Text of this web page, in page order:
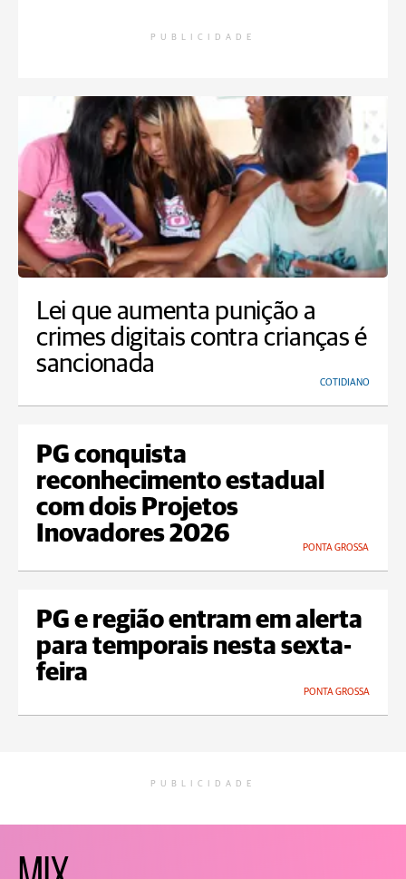
PUBLICIDADE
Lei que aumenta punição a
crimes digitais contra crianças é
sancionada
COTIDIANO
PG conquista
reconhecimento estadual
com dois Projetos
Inovadores 2026
PONTA GROSSA
PG e região entram em alerta
para temporais nesta sexta-
feira
PONTA GROSSA
PUBLICIDADE